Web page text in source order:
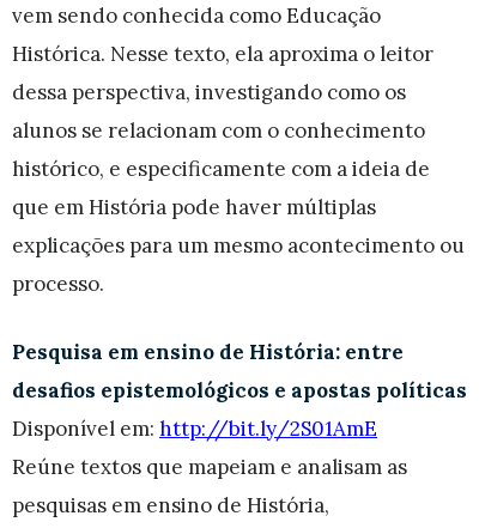
vem sendo conhecida como Educação
Histórica. Nesse texto, ela aproxima o leitor
dessa perspectiva, investigando como os
alunos se relacionam com o conhecimento
histórico, e especificamente com a ideia de
que em História pode haver múltiplas
explicações para um mesmo acontecimento ou
processo.
Pesquisa em ensino de História: entre
desafios epistemológicos e apostas políticas
Disponível em: http://bit.ly/2S01AmE
Reúne textos que mapeiam e analisam as
pesquisas em ensino de História,